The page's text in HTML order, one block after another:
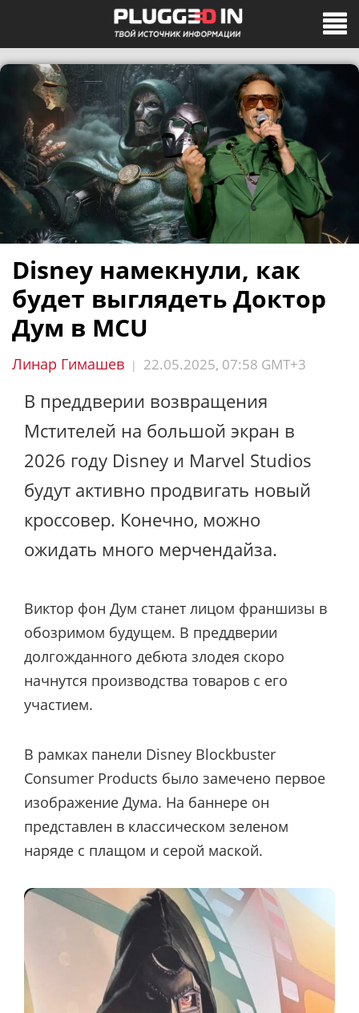
Disney намекнули, как
будет выглядеть Доктор
Дум в MCU
Линар Гимашев | 22.05.2025, 07:58 GMT+3
В преддверии возвращения
Мстителей на большой экран в
2026 году Disney и Marvel Studios
будут активно продвигать новый
кроссовер. Конечно, можно
ожидать много мерчендайза.
Виктор фон Дум станет лицом франшизы в
обозримом будущем. В преддверии
долгожданного дебюта злодея скоро
начнутся производства товаров с его
участием.
В рамках панели Disney Blockbuster
Consumer Products было замечено первое
изображение Дума. На баннере он
представлен в классическом зеленом
наряде с плащом и серой маской.